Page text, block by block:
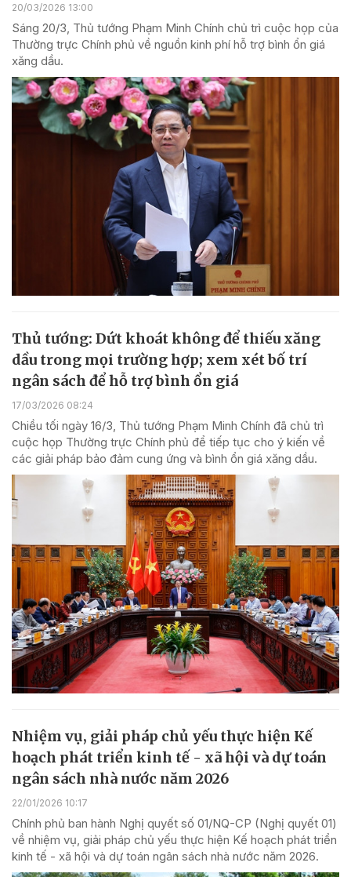
20/03/2026 13:00
Sáng 20/3, Thủ tướng Phạm Minh Chính chủ trì cuộc họp của
Thường trực Chính phủ về nguồn kinh phí hỗ trợ bình ổn giá
xăng dầu.
Thủ tướng: Dứt khoát không để thiếu xăng
dầu trong mọi trường hợp; xem xét bố trí
ngân sách để hỗ trợ bình ổn giá
17/03/2026 08:24
Chiều tối ngày 16/3, Thủ tướng Phạm Minh Chính đã chủ trì
cuộc họp Thường trực Chính phủ để tiếp tục cho ý kiến về
các giải pháp bảo đảm cung ứng và bình ổn giá xăng dầu.
Nhiệm vụ, giải pháp chủ yếu thực hiện Kế
hoạch phát triển kinh tế - xã hội và dự toán
ngân sách nhà nước năm 2026
22/01/2026 10:17
Chính phủ ban hành Nghị quyết số 01/NQ-CP (Nghị quyết 01)
về nhiệm vụ, giải pháp chủ yếu thực hiện Kế hoạch phát triển
kinh tế - xã hội và dự toán ngân sách nhà nước năm 2026.